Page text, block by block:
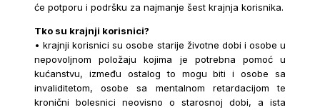
će potporu i podršku za najmanje šest krajnja korisnika.
Tko su krajnji korisnici?
• krajnji korisnici su osobe starije životne dobi i osobe u
nepovoljnom položaju kojima je potrebna pomoć u
kućanstvu, između ostalog to mogu biti i osobe sa
invaliditetom, osobe sa mentalnom retardacijom te
kronični bolesnici neovisno o starosnoj dobi, a ista